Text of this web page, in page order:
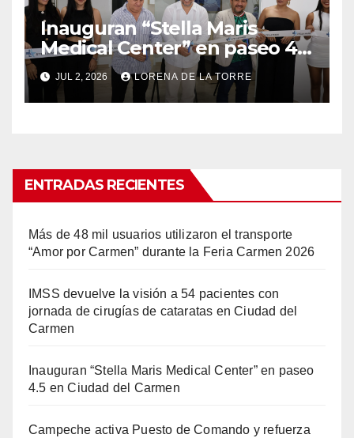
Inauguran “Stella Maris
Medical Center” en paseo 4.5
en Ciudad del Carmen
JUL 2, 2026 LORENA DE LA TORRE
ENTRADAS RECIENTES
Más de 48 mil usuarios utilizaron el transporte
“Amor por Carmen” durante la Feria Carmen 2026
IMSS devuelve la visión a 54 pacientes con
jornada de cirugías de cataratas en Ciudad del
Carmen
Inauguran “Stella Maris Medical Center” en paseo
4.5 en Ciudad del Carmen
Campeche activa Puesto de Comando y refuerza